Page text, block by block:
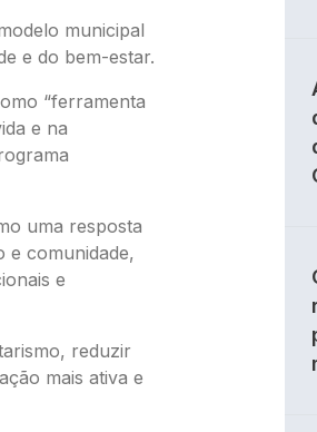
municipal
e do bem-estar.
“ferramenta
e na
uma resposta
e comunidade,
e
reduzir
mais ativa e